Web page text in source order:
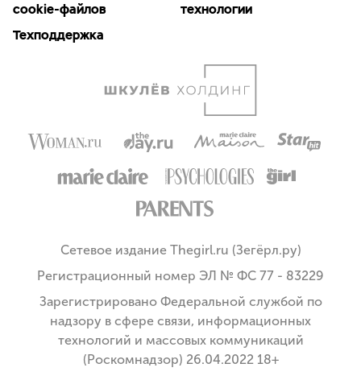
cookie-файлов
технологии
Техподдержка
Сетевое издание Thegirl.ru (Зегёрл.ру)
Регистрационный номер ЭЛ № ФС 77 - 83229
Зарегистрировано Федеральной службой по
надзору в сфере связи, информационных
технологий и массовых коммуникаций
(Роскомнадзор) 26.04.2022 18+